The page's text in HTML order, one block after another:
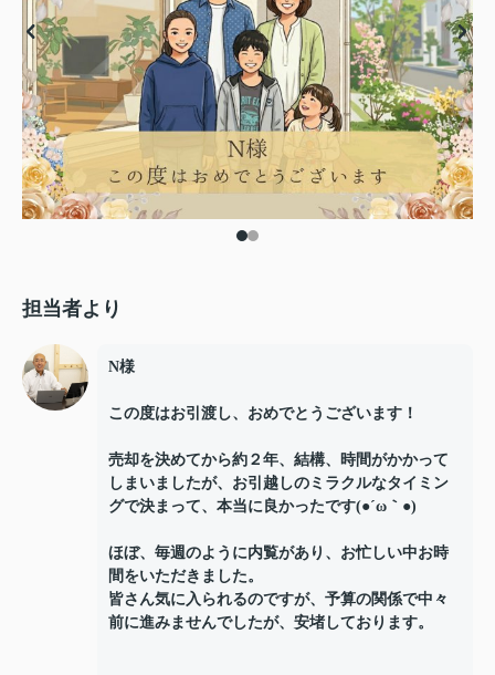
担当者より
N様
この度はお引渡し、おめでとうございます！
売却を決めてから約２年、結構、時間がかかって
しまいましたが、お引越しのミラクルなタイミン
グで決まって、本当に良かったです(●´ω｀●)
ほぼ、毎週のように内覧があり、お忙しい中お時
間をいただきました。
皆さん気に入られるのですが、予算の関係で中々
前に進みませんでしたが、安堵しております。